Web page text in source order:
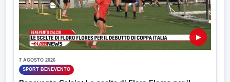
▶
7 AGOSTO 2026
SPORT BENEVENTO